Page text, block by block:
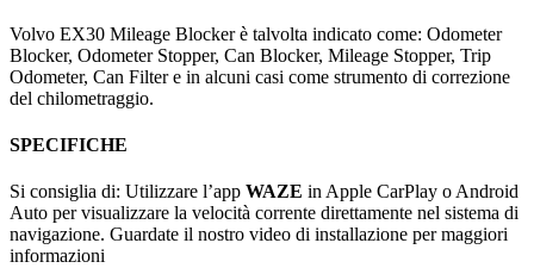
Volvo EX30 Mileage Blocker è talvolta indicato come: Odometer
Blocker, Odometer Stopper, Can Blocker, Mileage Stopper, Trip
Odometer, Can Filter e in alcuni casi come strumento di correzione
del chilometraggio.
SPECIFICHE
Si consiglia di: Utilizzare l’app WAZE in Apple CarPlay o Android
Auto per visualizzare la velocità corrente direttamente nel sistema di
navigazione. Guardate il nostro video di installazione per maggiori
informazioni